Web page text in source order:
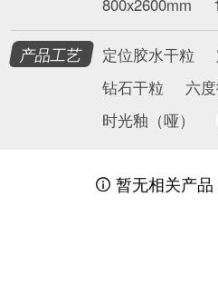
800x2600mm
产品工艺 定位胶水干粒
钻石干粒
六
时光釉（哑）
 暂无相关产品